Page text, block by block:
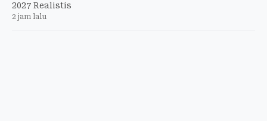
2027 Realistis
2 jam lalu